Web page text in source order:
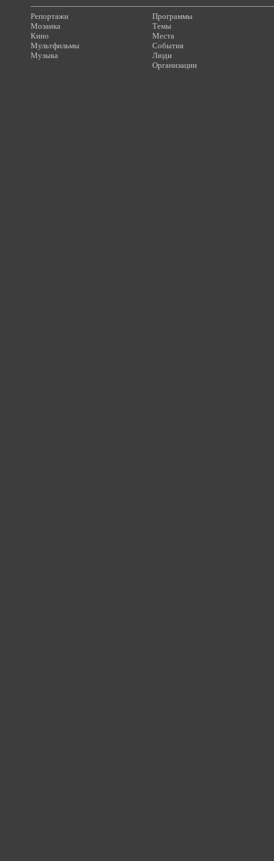
Репортажи
Мозаика
Кино
Мультфильмы
Музыка
Программы
Темы
Места
События
Люди
Организации